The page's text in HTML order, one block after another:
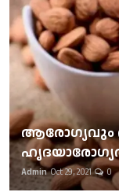
ആരോഗ്യവും
Admin Oct 29, 2021 0